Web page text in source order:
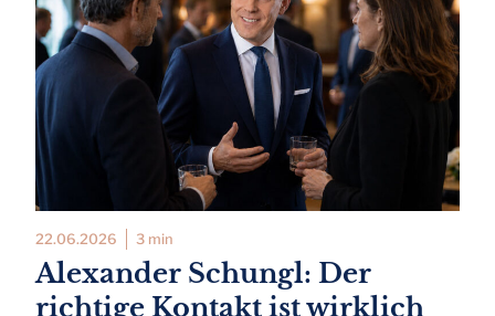
22.06.2026 3 min
Alexander Schungl: Der
richtige Kontakt ist wirklich